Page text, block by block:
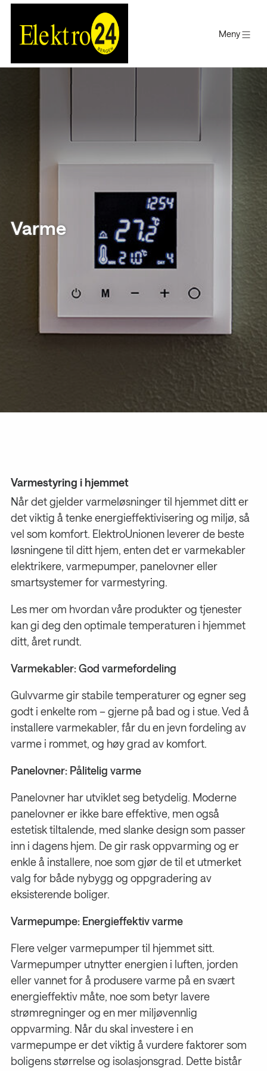
Gå
Meny
Varme
Varmestyring i hjemmet
Når det gjelder varmeløsninger til hjemmet ditt er
det viktig å tenke energieffektivisering og miljø, så
vel som komfort. ElektroUnionen leverer de beste
løsningene til ditt hjem, enten det er varmekabler
elektrikere, varmepumper, panelovner eller
smartsystemer for varmestyring.
Les mer om hvordan våre produkter og tjenester
kan gi deg den optimale temperaturen i hjemmet
ditt, året rundt.
Varmekabler: God varmefordeling
Gulvvarme gir stabile temperaturer og egner seg
godt i enkelte rom – gjerne på bad og i stue. Ved å
installere varmekabler, får du en jevn fordeling av
varme i rommet, og høy grad av komfort.
Panelovner: Pålitelig varme
Panelovner har utviklet seg betydelig. Moderne
panelovner er ikke bare effektive, men også
estetisk tiltalende, med slanke design som passer
inn i dagens hjem. De gir rask oppvarming og er
enkle å installere, noe som gjør de til et utmerket
valg for både nybygg og oppgradering av
eksisterende boliger.
Varmepumpe: Energieffektiv varme
Flere velger varmepumper til hjemmet sitt.
Varmepumper utnytter energien i luften, jorden
eller vannet for å produsere varme på en svært
energieffektiv måte, noe som betyr lavere
strømregninger og en mer miljøvennlig
oppvarming. Når du skal investere i en
varmepumpe er det viktig å vurdere faktorer som
boligens størrelse og isolasjonsgrad. Dette bistår